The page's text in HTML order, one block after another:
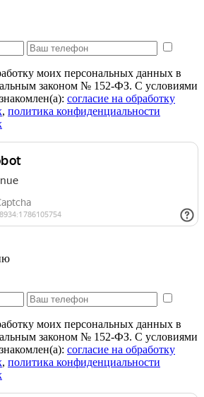
моих персональных данных в
законом № 152-ФЗ. С условиями
cогласие на обработку
, политика конфиденциальности
моих персональных данных в
законом № 152-ФЗ. С условиями
cогласие на обработку
, политика конфиденциальности